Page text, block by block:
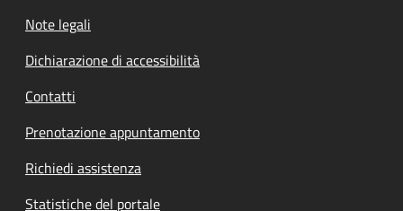
Note legali
Dichiarazione di accessibilità
Contatti
Prenotazione appuntamento
Richiedi assistenza
Statistiche del portale